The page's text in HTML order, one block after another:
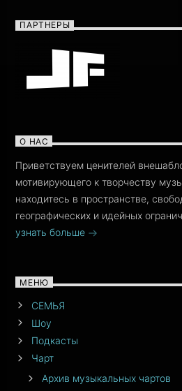
ПАРТНЕРЫ
О НАС
Приветствуем ценителей
мотивирующего к творчеству
находитесь в пространстве,
географических и идейных
узнать больше
МЕНЮ
СЕМЬЯ
Шоу
Подкасты
Чарт
Архив музыкальных чартов